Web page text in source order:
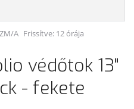
A Frissítve: 12 órája
védőtok 13"
- fekete